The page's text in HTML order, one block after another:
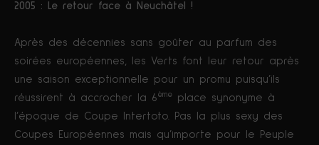
2005 : Le retour face à Neuchâtel !
Après des décennies sans goûter au parfum des
soirées européennes, les Verts font leur retour après
une saison exceptionnelle pour un promu puisqu’ils
réussirent à accrocher la 6ème
place synonyme à
l’époque de Coupe Intertoto. Pas la plus sexy des
Coupes Européennes mais qu’importe pour le Peuple